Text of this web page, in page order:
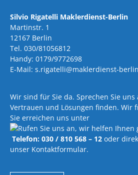
Silvio Rigatelli Maklerdienst-Berlin
Martinstr. 1
12167 Berlin
Tel. 030/81056812
Handy: 0179/9772698
E-Mail: s.rigatelli@maklerdienst-
Wir sind für Sie da. Sprechen Sie
Vertrauen und Lösungen finden. Wir
Sie erreichen uns unter
Telefon: 030 / 810 568 – 12 oder
unser Kontaktformular.